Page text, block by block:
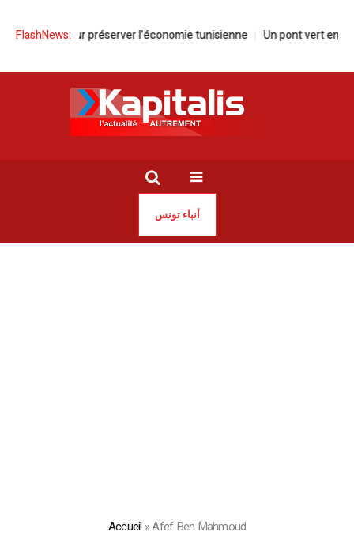
FlashNews:
pour préserver l’économie tunisienne Un pont vert entre Murgia
أنباء تونس
Accueil »Afef Ben Mahmoud